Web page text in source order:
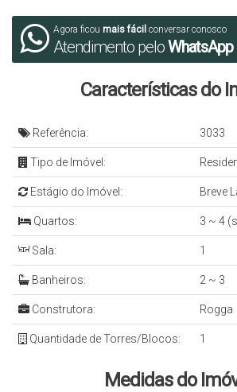
Agora ficou mais fácil conversar conosco
Atendimento peloWhatsApp
Características do
Referência: 3033
Tipo de Imóvel:
Estágio do Imóvel: Breve
Quartos: 3 ~ 4
Sala: 1
Banheiros: 2 ~ 3
Construtora: Rogga
Quantidade de Torres/Blocos: 1
Medidas do